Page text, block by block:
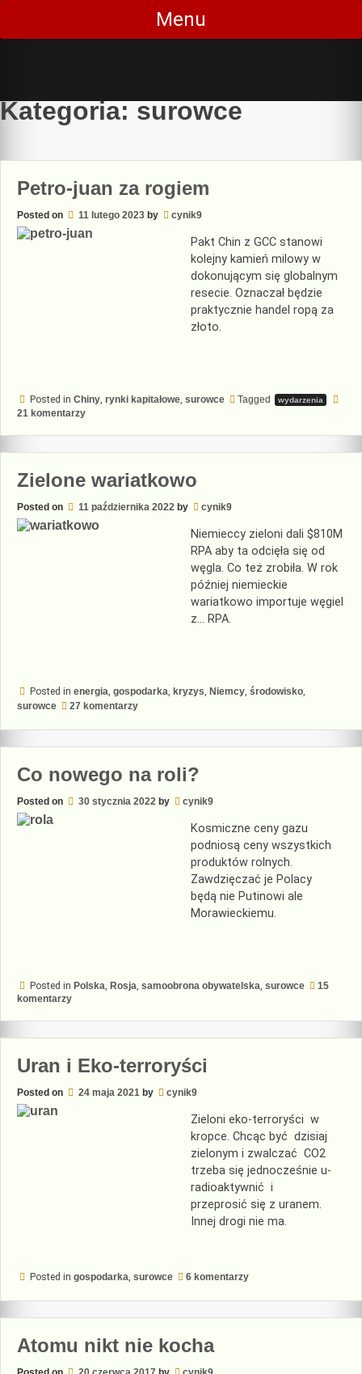
Skip
content
Menu
Kategoria:surowce
Petro-juan za rogiem
Posted on 11 lutego 2023 by cynik9
Pakt Chin z GCC stanowi
kolejny kamień milowy w
dokonującym się globalnym
resecie. Oznaczał będzie
praktycznie handel ropą za
złoto.
Posted in Chiny, rynki kapitałowe, surowce Tagged wydarzenia
21 komentarzydo
juan
Zielone wariatkowo
Posted on 11 października 2022 by cynik9
Niemieccy zieloni dali $810M
RPA aby ta odcięła się od
węgla. Co też zrobiła. W rok
później niemieckie
wariatkowo importuje węgiel
z… RPA.
Posted in energia, gospodarka, kryzys, Niemcy, środowisko,
surowce
27 komentarzydo
Co nowego na roli?
Posted on 30 stycznia 2022 by cynik9
Kosmiczne ceny gazu
podniosą ceny wszystkich
produktów rolnych.
Zawdzięczać je Polacy
będą nie Putinowi ale
Morawieckiemu.
Posted in Polska, Rosja, samoobrona obywatelska, surowce
15
komentarzydo
nowego
Uran i Eko-terroryści
Posted on 24 maja 2021 by cynik9
Zieloni eko-terroryści w
kropce. Chcąc być dzisiaj
zielonym i zwalczać CO2
trzeba się jednocześnie u-
radioaktywnić i
przeprosić się z uranem.
Innej drogi nie ma.
Posted in gospodarka, surowce 6 komentarzydo
terroryści
Atomu nikt nie kocha